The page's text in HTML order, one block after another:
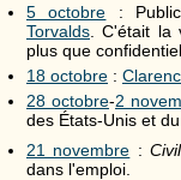
5 octobre :
Torvalds . C'était
plus que
18 octobre :
28 octobre-2
des États-Unis et du
21 novembre :
dans l'emploi.